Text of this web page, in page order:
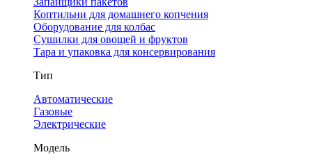
Коптильни для домашнего копчения
Оборудование для колбас
Сушилки для овощей и фруктов
Тара и упаковка для консервирования
Тип
Автоматические
Газовые
Электрические
Модель